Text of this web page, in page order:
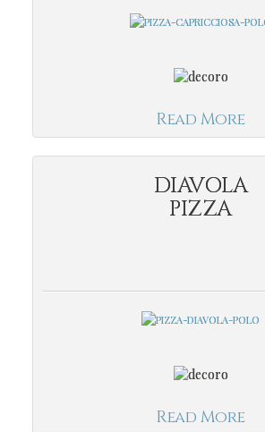
Read More
DIAVOLA
PIZZA
Read More